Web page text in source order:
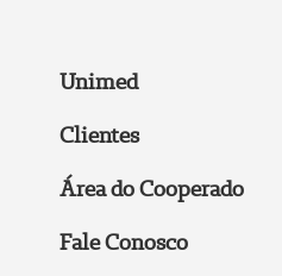
Unimed
Clientes
Área do Cooperado
Fale Conosco